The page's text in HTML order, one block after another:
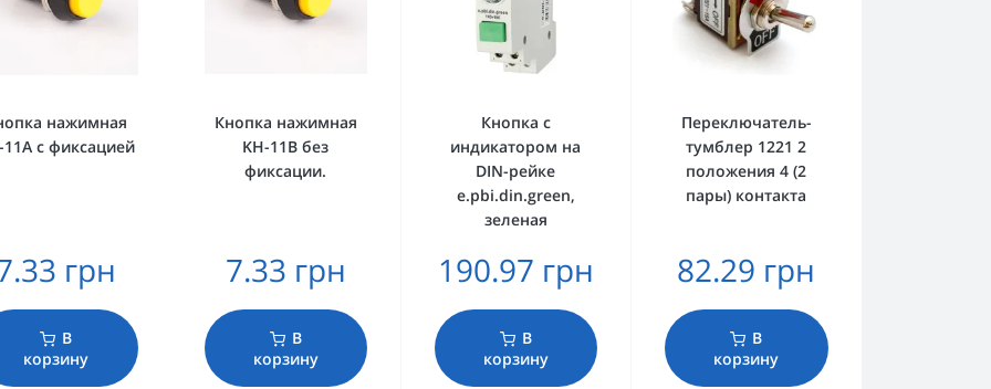
нажимная
11A с фиксацией
грн
В
корзину
Кнопка нажимная
KH-11B без
фиксации.
7.33 грн
В
корзину
Кнопка с
индикатором на
DIN-рейке
e.pbi.din.green,
зеленая
190.97 грн
В
корзину
Переключатель-
тумблер 1221 2
положения 4 (2
пары) контакта
82.29 грн
В
корзину